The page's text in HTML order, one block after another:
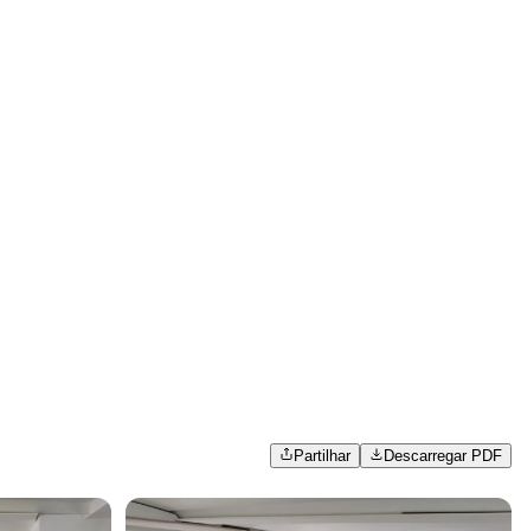
Partilhar Descarregar PDF